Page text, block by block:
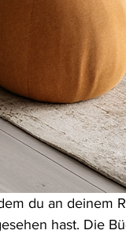
du an deinem
hast. Die